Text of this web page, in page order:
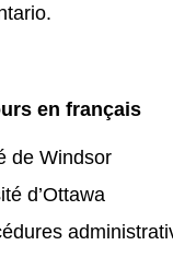
en français
de Windsor
d’Ottawa